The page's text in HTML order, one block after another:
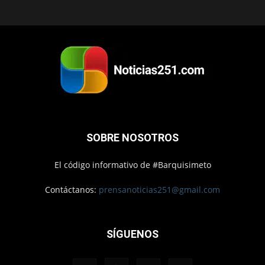
SOBRE NOSOTROS
El código informativo de #Barquisimeto
Contáctanos: prensanoticias251@gmail.com
SÍGUENOS